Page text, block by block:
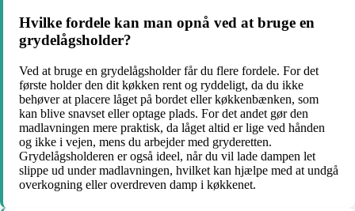
Hvilke fordele kan man opnå ved at bruge en
grydelågsholder?
Ved at bruge en grydelågsholder får du flere fordele. For det
første holder den dit køkken rent og ryddeligt, da du ikke
behøver at placere låget på bordet eller køkkenbænken, som
kan blive snavset eller optage plads. For det andet gør den
madlavningen mere praktisk, da låget altid er lige ved hånden
og ikke i vejen, mens du arbejder med gryderetten.
Grydelågsholderen er også ideel, når du vil lade dampen let
slippe ud under madlavningen, hvilket kan hjælpe med at undgå
overkogning eller overdreven damp i køkkenet.